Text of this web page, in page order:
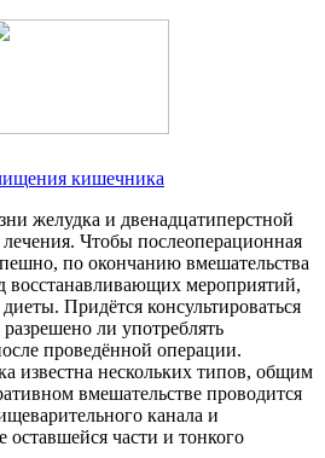
кишечника
желудка и двенадцатиперстной
Чтобы послеоперационная
по окончанию вмешательства
восстанавливающих мероприятий,
Придётся консультироваться
ли употреблять
проведённой операции.
известна нескольких типов, общим
вмешательстве проводится
канала и
части и тонкого